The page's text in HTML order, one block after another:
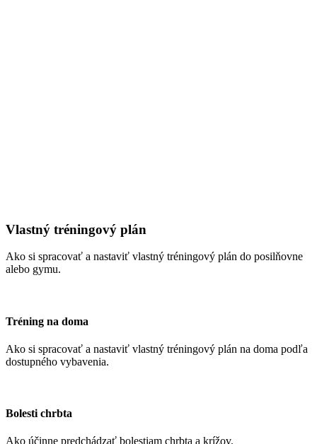
Vlastný tréningový plán
Ako si spracovať a nastaviť vlastný tréningový plán do posilňovne
alebo gymu.
Tréning na doma
Ako si spracovať a nastaviť vlastný tréningový plán na doma podľa
dostupného vybavenia.
Bolesti chrbta
Ako účinne predchádzať bolestiam chrbta a krížov.